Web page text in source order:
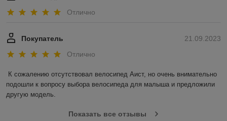
Отлично
21.09.2023
Покупатель
Отлично
К сожалению отсутствовал велосипед Аист, но очень внимательно
подошли к вопросу выбора велосипеда для малыша и предложили
другую модель.
Показать все отзывы